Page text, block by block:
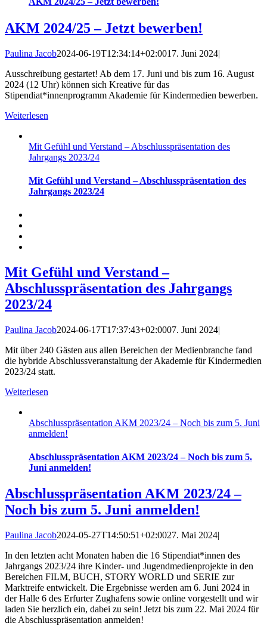
AKM 2024/25 – Jetzt bewerben!
Paulina Jacob2024-06-19T12:34:14+02:0017. Juni 2024|
Ausschreibung gestartet! Ab dem 17. Juni und bis zum 16. August
2024 (12 Uhr) können sich Kreative für das
Stipendiat*innenprogramm Akademie für Kindermedien bewerben.
Weiterlesen
Mit Gefühl und Verstand – Abschlusspräsentation des
Jahrgangs 2023/24
Mit Gefühl und Verstand – Abschlusspräsentation des
Jahrgangs 2023/24
Mit Gefühl und Verstand –
Abschlusspräsentation des Jahrgangs
2023/24
Paulina Jacob2024-06-17T17:37:43+02:0007. Juni 2024|
Mit über 240 Gästen aus allen Bereichen der Medienbranche fand
die hybride Abschlussveranstaltung der Akademie für Kindermedien
2023/24 statt.
Weiterlesen
Abschlusspräsentation AKM 2023/24 – Noch bis zum 5. Juni
anmelden!
Abschlusspräsentation AKM 2023/24 – Noch bis zum 5.
Juni anmelden!
Abschlusspräsentation AKM 2023/24 –
Noch bis zum 5. Juni anmelden!
Paulina Jacob2024-05-27T14:50:51+02:0027. Mai 2024|
In den letzten acht Monaten haben die 16 Stipendiat*innen des
Jahrgangs 2023/24 ihre Kinder- und Jugendmedienprojekte in den
Bereichen FILM, BUCH, STORY WORLD und SERIE zur
Marktreife entwickelt. Die Ergebnisse werden am 6. Juni 2024 in
der Halle 6 des Erfurter Zughafens sowie online vorgestellt und wir
laden Sie herzlich ein, dabei zu sein! Jetzt bis zum 22. Mai 2024 für
die Abschlusspräsentation anmelden!